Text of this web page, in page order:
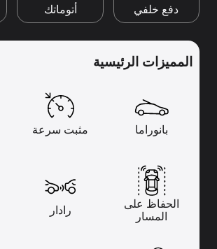
دفع خلفي أتوماتك
المميزات الرئيسية
بانوراما مثبت سرعة
الحفاظ على
المسار
رادار